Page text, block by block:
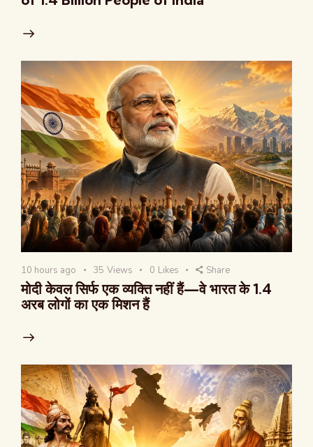
10 hours ago 35 Views 0 Likes Share
मोदी केवल सिर्फ एक व्यक्ति नहीं हैं—वे भारत के 1.4
अरब लोगों का एक मिशन हैं